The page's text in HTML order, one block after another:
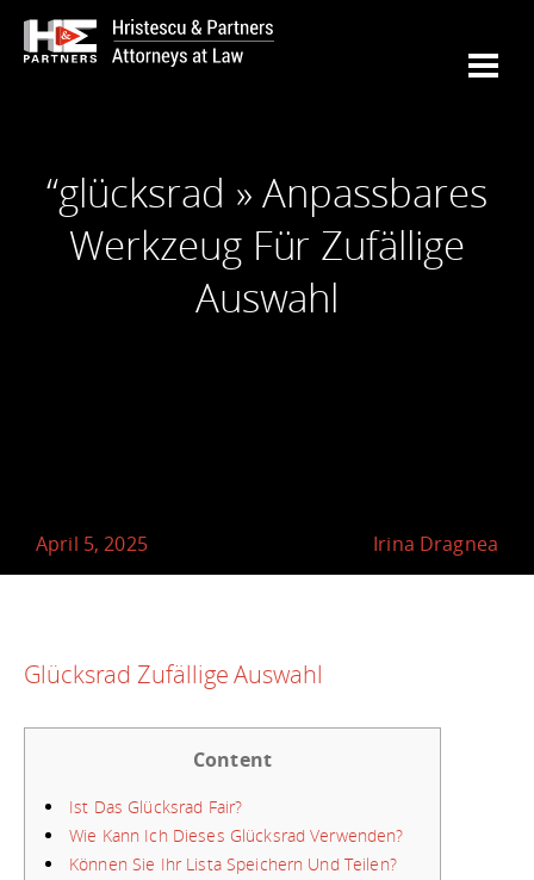
“glücksrad » Anpassbares
Werkzeug Für Zufällige
Auswahl
April 5, 2025 Irina Dragnea
Glücksrad Zufällige Auswahl
Content
Ist Das Glücksrad Fair?
Wie Kann Ich Dieses Glücksrad Verwenden?
Können Sie Ihr Lista Speichern Und Teilen?